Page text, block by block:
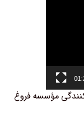
مؤسسه فروغ